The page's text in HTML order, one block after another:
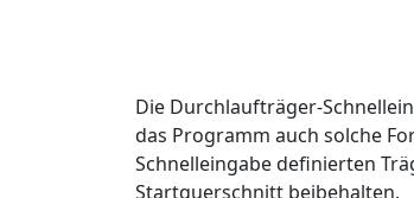
Die Durchlaufträger-
das Programm auch solche
Schnelleingabe definierten
Startquerschnitt beibehalten.